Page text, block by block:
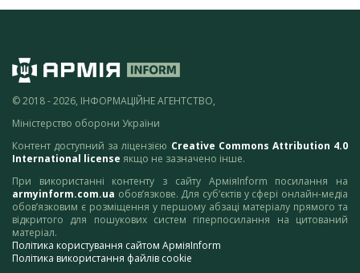
© 2018 - 2026, ІНФОРМАЦІЙНЕ АГЕНТСТВО,
Міністерство оборони України
Контент доступний за ліцензією Creative Commons Attribution 4.0
International license якщо не зазначено інше.
При використанні контенту з сайту АрміяInform посилання на
armyinform.com.ua обов’язкове. Для суб’єктів у сфері онлайн-медіа
обов’язковим є розміщення у першому абзаці матеріалу прямого та
відкритого для пошукових систем гіперпосилання на цитований
матеріал.
Політика користування сайтом АрміяInform
Політика використання файлів cookie